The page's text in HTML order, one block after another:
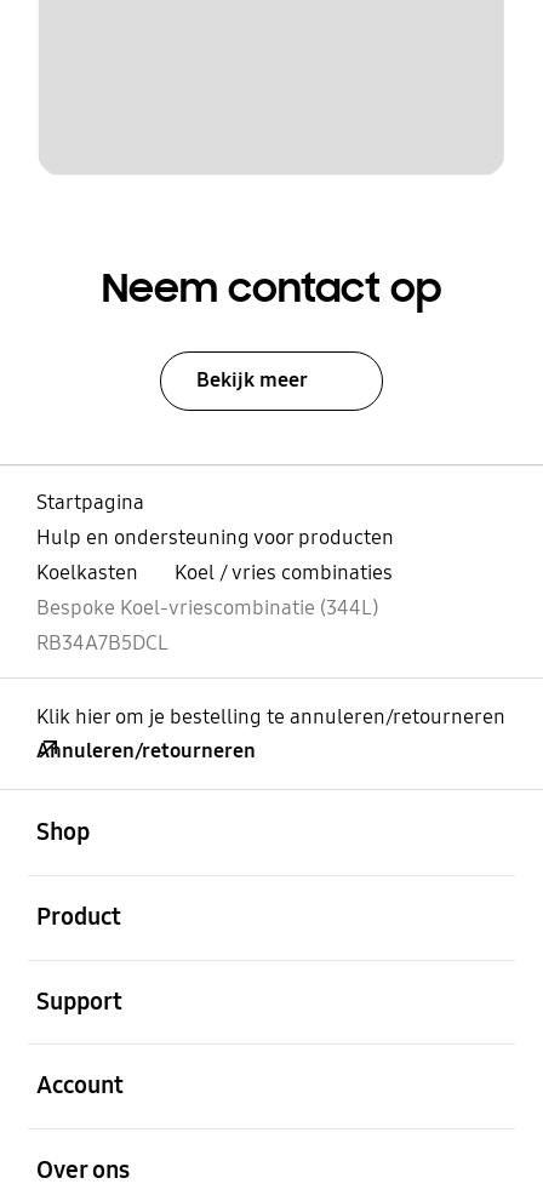
Neem contact op
Bekijk meer
Startpagina
Hulp en ondersteuning voor producten
Koelkasten
Koel / vries combinaties
Bespoke Koel-vriescombinatie (344L)
RB34A7B5DCL
Klik hier om je bestelling te annuleren/retourneren
Annuleren/retourneren
Shop
Product
Support
Account
Over ons